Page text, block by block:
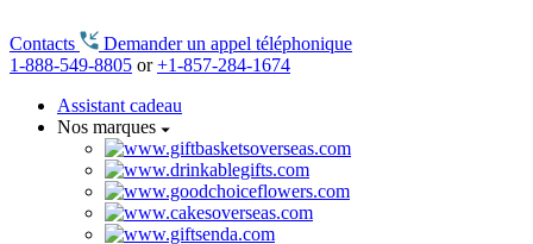
Contacts
Demander un appel téléphonique
1-888-549-8805 or+1-857-284-1674
Assistant cadeau
Nos marques